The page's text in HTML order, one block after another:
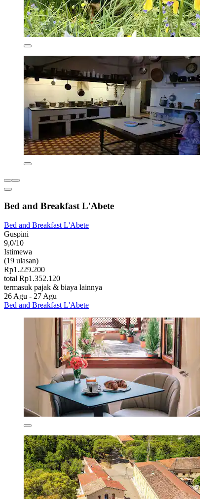
Bed and Breakfast L'Abete
Bed and Breakfast L'Abete
Guspini
9,0/10
Istimewa
(19 ulasan)
Rp1.229.200
total Rp1.352.120
termasuk pajak & biaya lainnya
26 Agu - 27 Agu
Bed and Breakfast L'Abete